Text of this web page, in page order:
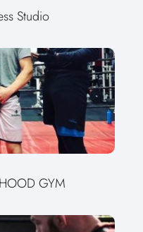
Studio
GYM